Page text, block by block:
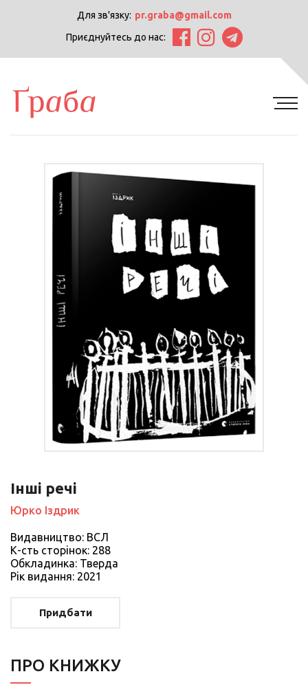
Для зв'язку: pr.graba@gmail.com
Приєднуйтесь до нас:
Інші речі
Юрко Іздрик
Видавництво: ВСЛ
К-сть сторiнок: 288
Обкладинка: Тверда
Рiк видання: 2021
Придбати
ПРО КНИЖКУ